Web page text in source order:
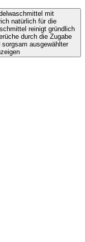
mit
natürlich für die
reinigt gründlich
durch die Zugabe
ausgewählter